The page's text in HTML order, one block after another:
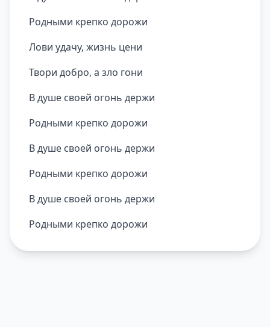
Родными крепко дорожи
Лови удачу, жизнь цени
Твори добро, а зло гони
В душе своей огонь держи
Родными крепко дорожи
В душе своей огонь держи
Родными крепко дорожи
В душе своей огонь держи
Родными крепко дорожи